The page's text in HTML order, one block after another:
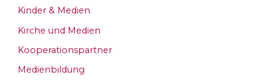
Kinder & Medien
Kirche und Medien
Kooperationspartner
Medienbildung